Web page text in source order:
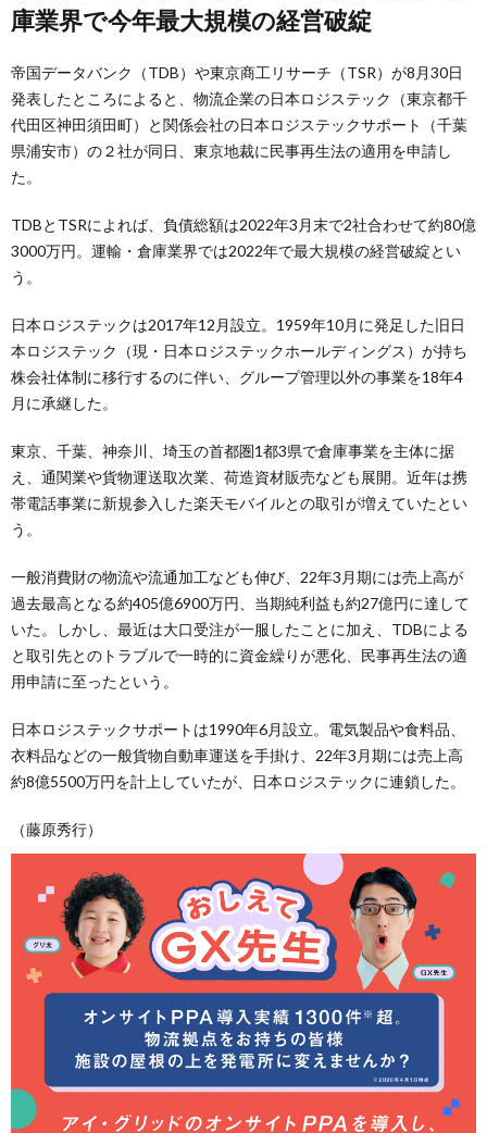
庫業界で今年最大規模の経営破綻
帝国データバンク（TDB）や東京商工リサーチ（TSR）が8月30日
発表したところによると、物流企業の日本ロジステック（東京都千
代田区神田須田町）と関係会社の日本ロジステックサポート（千葉
県浦安市）の２社が同日、東京地裁に民事再生法の適用を申請し
た。
TDBとTSRによれば、負債総額は2022年3月末で2社合わせて約80億
3000万円。運輸・倉庫業界では2022年で最大規模の経営破綻とい
う。
日本ロジステックは2017年12月設立。1959年10月に発足した旧日
本ロジステック（現・日本ロジステックホールディングス）が持ち
株会社体制に移行するのに伴い、グループ管理以外の事業を18年4
月に承継した。
東京、千葉、神奈川、埼玉の首都圏1都3県で倉庫事業を主体に据
え、通関業や貨物運送取次業、荷造資材販売なども展開。近年は携
帯電話事業に新規参入した楽天モバイルとの取引が増えていたとい
う。
一般消費財の物流や流通加工なども伸び、22年3月期には売上高が
過去最高となる約405億6900万円、当期純利益も約27億円に達して
いた。しかし、最近は大口受注が一服したことに加え、TDBによる
と取引先とのトラブルで一時的に資金繰りが悪化、民事再生法の適
用申請に至ったという。
日本ロジステックサポートは1990年6月設立。電気製品や食料品、
衣料品などの一般貨物自動車運送を手掛け、22年3月期には売上高
約8億5500万円を計上していたが、日本ロジステックに連鎖した。
（藤原秀行）